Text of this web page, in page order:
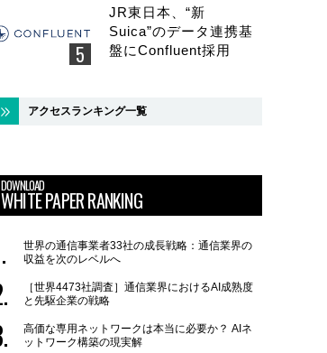
JR東日本、“新
Suica”のデータ連携基
盤にConfluent採用
アクセスランキング一覧
DOWNLOAD
WHITE PAPER RANKING
世界の通信事業者33社の成長戦略：通信業界の
収益を次のレベルへ
［世界4473社調査］通信業界におけるAI成熟度
と先駆企業の戦略
高価な専用ネットワークは本当に必要か？ AIネ
ットワーク構築の現実解